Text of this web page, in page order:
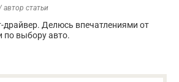
автор статьи
драйвер. Делюсь впечатлениями от
по выбору авто.